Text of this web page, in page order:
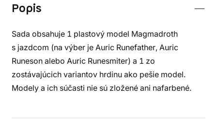
Popis
Sada obsahuje 1 plastový model Magmadroth
s jazdcom (na výber je Auric Runefather, Auric
Runeson alebo Auric Runesmiter) a 1 zo
zostávajúcich variantov hrdinu ako pešie model.
Modely a ich súčasti nie sú zložené ani nafarbené.